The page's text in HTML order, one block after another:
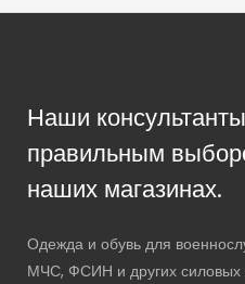
Наши
правильным
наших магазинах.
Одежда и обувь для
МЧС, ФСИН и других силовых